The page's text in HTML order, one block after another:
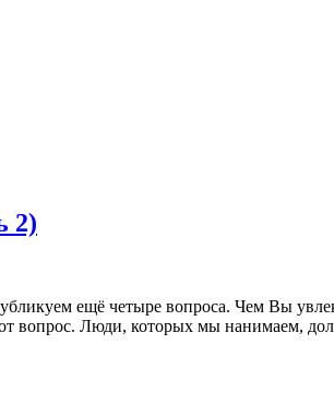
2)
ещё четыре вопроса. Чем Вы
вопрос. Люди, которых мы нанимаем,